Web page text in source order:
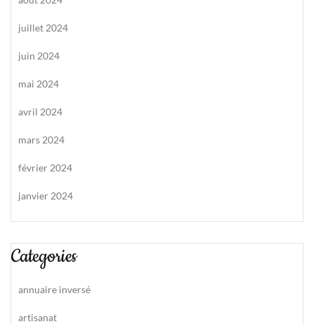
juillet 2024
juin 2024
mai 2024
avril 2024
mars 2024
février 2024
janvier 2024
Categories
annuaire inversé
artisanat